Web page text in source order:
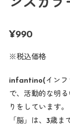
ンスカラ
¥990
※税込価格
infantino(インフ
で、活動的な明
りをしています。
「脳」は、3歳